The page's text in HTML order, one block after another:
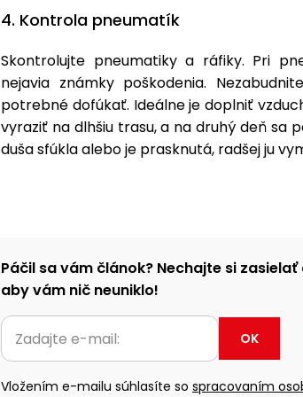
4. Kontrola pneumatík
Skontrolujte pneumatiky a ráfiky. Pri
nejavia známky poškodenia.
potrebné dofúkať. Ideálne je doplniť
vyraziť na dlhšiu trasu, a na druhý deň sa
duša sfúkla alebo je prasknutá, radšej ju
Páčil sa vám článok? Nechajte si
aby vám nič neuniklo!
OK
Vložením e-mailu súhlasíte so spracovaním